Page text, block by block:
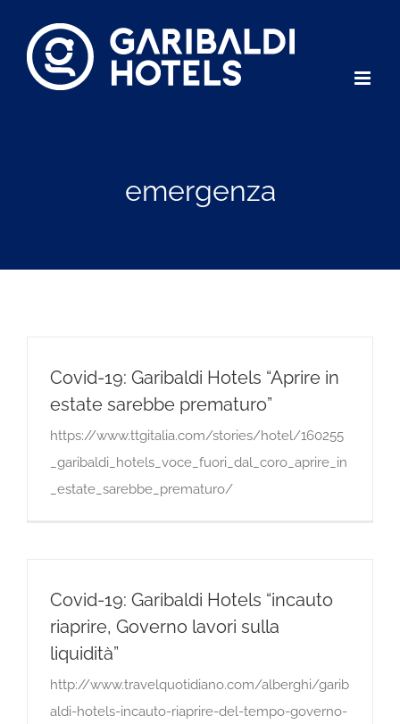
contenuto
emergenza
Covid-19: Garibaldi Hotels “Aprire in
estate sarebbe prematuro”
https://www.ttgitalia.com/stories/hotel/160255
_garibaldi_hotels_voce_fuori_dal_coro_aprire_in
_estate_sarebbe_prematuro/
Covid-19: Garibaldi Hotels “incauto
riaprire, Governo lavori sulla
liquidità”
http://www.travelquotidiano.com/alberghi/garib
aldi-hotels-incauto-riaprire-del-tempo-governo-